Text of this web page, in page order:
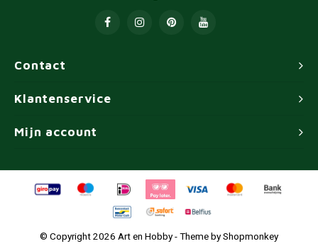
Contact
Klantenservice
Mijn account
© Copyright 2026 Art en Hobby - Theme byShopmonkey